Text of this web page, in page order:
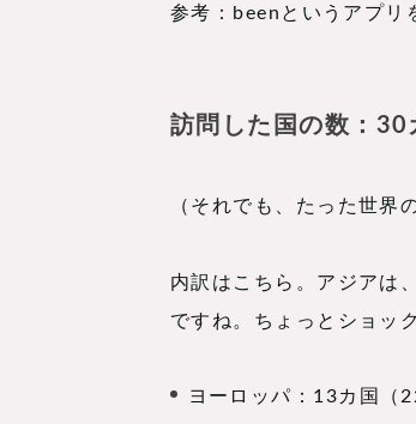
参考：beenというアプリ
訪問した国の数：30
（それでも、たった世界
内訳はこちら。アジアは
ですね。ちょっとショック
ヨーロッパ：13カ国（